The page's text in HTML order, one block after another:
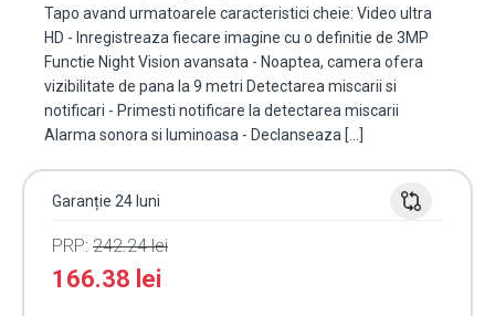
Tapo avand urmatoarele caracteristici cheie: Video ultra
HD - Inregistreaza fiecare imagine cu o definitie de 3MP
Functie Night Vision avansata - Noaptea, camera ofera
vizibilitate de pana la 9 metri Detectarea miscarii si
notificari - Primesti notificare la detectarea miscarii
Alarma sonora si luminoasa - Declanseaza […]
Garanție 24 luni
PRP: 242.24lei
166.38 lei